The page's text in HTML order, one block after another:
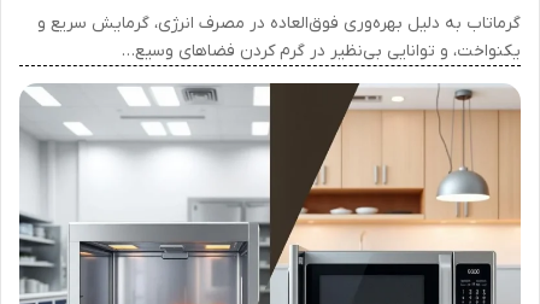
گرماتاب به دلیل بهره‌وری فوق‌العاده در مصرف انرژی، گرمایش سریع و
یکنواخت، و توانایی بی‌نظیر در گرم کردن فضاهای وسیع…